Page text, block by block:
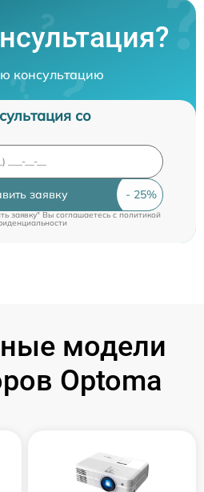
консультацию
со
заявку
заявку" Вы соглашаетесь cполитикой
модели
Optoma